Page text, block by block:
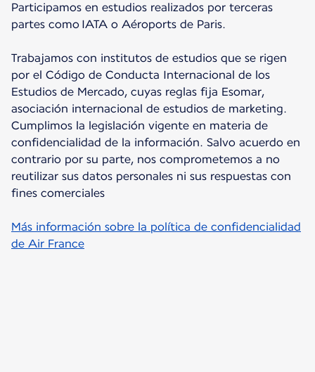
Participamos en estudios realizados por terceras
partes como IATA o Aéroports de Paris.
Trabajamos con institutos de estudios que se rigen
por el Código de Conducta Internacional de los
Estudios de Mercado, cuyas reglas fija Esomar,
asociación internacional de estudios de marketing.
Cumplimos la legislación vigente en materia de
confidencialidad de la información. Salvo acuerdo en
contrario por su parte, nos comprometemos a no
reutilizar sus datos personales ni sus respuestas con
fines comerciales
Más información sobre la política de confidencialidad
de Air France